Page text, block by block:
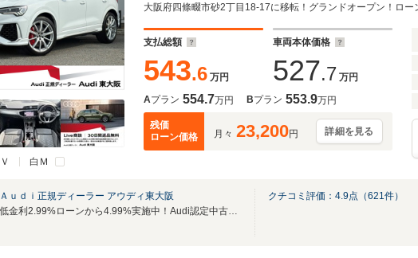
白Ｍ
ラス/サイドアシスト/レーンアシスト
ェース/認定中古車
支払総額
543.6 万円
車両本体価格
527.7 万円
Aプラン 554.7万円 Bプラン 553.9万円
残価
ローン価格
月々 23,200円 詳細を見る
Ａｕｄｉ正規ディーラー アウディ東大阪
低金利2.99%ローンから4.99%実施中！Audi認定中古車を是非その手に
クチコミ評価： 4.9点（621件）